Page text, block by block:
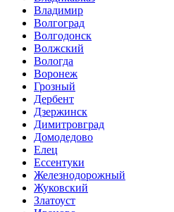
Владимир
Волгоград
Волгодонск
Волжский
Вологда
Воронеж
Грозный
Дербент
Дзержинск
Димитровград
Домодедово
Елец
Ессентуки
Железнодорожный
Жуковский
Златоуст